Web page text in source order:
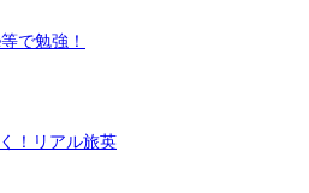
で勉強！
！リアル旅英